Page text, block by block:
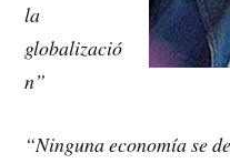
la
globalizació
n”
“Ninguna economía se